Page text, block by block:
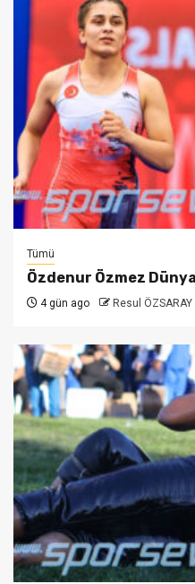
Tümü
Özdenur Özmez
4 gün ago Resul ÖZSARAY